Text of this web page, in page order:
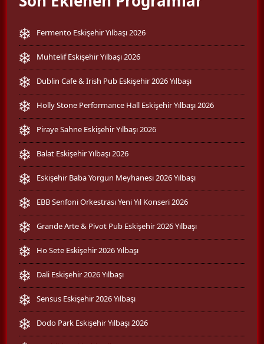
Fermento Eskişehir Yılbaşı 2026
Muhtelif Eskişehir Yılbaşı 2026
Dublin Cafe & Irish Pub Eskişehir 2026 Yılbaşı
Holly Stone Performance Hall Eskişehir Yılbaşı 2026
Piraye Sahne Eskişehir Yılbaşı 2026
Balat Eskişehir Yılbaşı 2026
Eskişehir Baba Yorgun Meyhanesi 2026 Yılbaşı
EBB Senfoni Orkestrası Yeni Yıl Konseri 2026
Grande Arte & Pivot Pub Eskişehir 2026 Yılbaşı
Ho Sete Eskişehir 2026 Yılbaşı
Dali Eskişehir 2026 Yılbaşı
Sensus Eskişehir 2026 Yılbaşı
Dodo Park Eskişehir Yılbaşı 2026